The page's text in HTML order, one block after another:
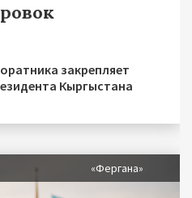
закрепляет
Кыргыстана
«Фергана»